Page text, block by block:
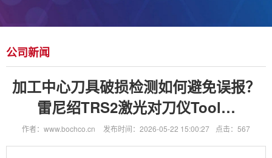
公司新闻
加工中心刀具破损检测如何避免误报？
雷尼绍TRS2激光对刀仪Tool…
作者：www.bochco.cn 发布时间：2026-05-22 15:00:27 点击：567